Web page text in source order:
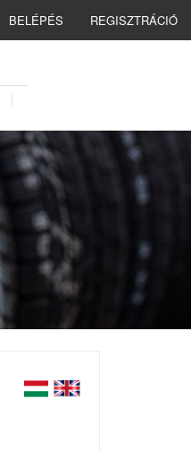
BELÉPÉS REGISZTRÁCIÓ